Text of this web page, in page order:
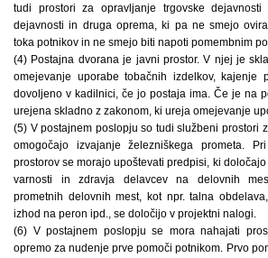
tudi prostori za opravljanje trgovske dejavnosti
dejavnosti in druga oprema, ki pa ne smejo
toka potnikov in ne smejo biti napoti pomembnim
(4) Postajna dvorana je javni prostor. V njej je
omejevanje uporabe tobačnih izdelkov, kajenje
dovoljeno v kadilnici, če jo postaja ima. Če je na
urejena skladno z zakonom, ki ureja omejevanje
(5) V postajnem poslopju so tudi službeni prostori
omogočajo izvajanje železniškega prometa.
prostorov se morajo upoštevati predpisi, ki
varnosti in zdravja delavcev na delovnih
prometnih delovnih mest, kot npr. talna
izhod na peron ipd., se določijo v projektni nalogi.
(6) V postajnem poslopju se mora nahajati
opremo za nudenje prve pomoči potnikom. Prvo